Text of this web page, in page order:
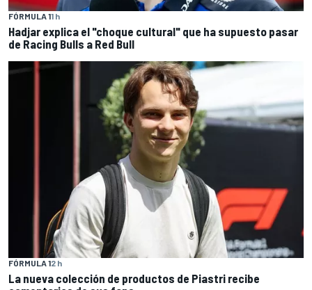
FÓRMULA 11 h
Hadjar explica el "choque cultural" que ha supuesto pasar
de Racing Bulls a Red Bull
FÓRMULA 12 h
La nueva colección de productos de Piastri recibe